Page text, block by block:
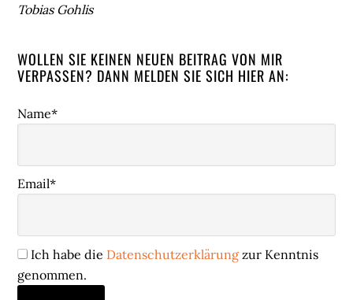
Tobias Gohlis
WOLLEN SIE KEINEN NEUEN BEITRAG VON MIR
VERPASSEN? DANN MELDEN SIE SICH HIER AN:
Name*
Email*
Ich habe die Datenschutzerklärung zur Kenntnis
genommen.